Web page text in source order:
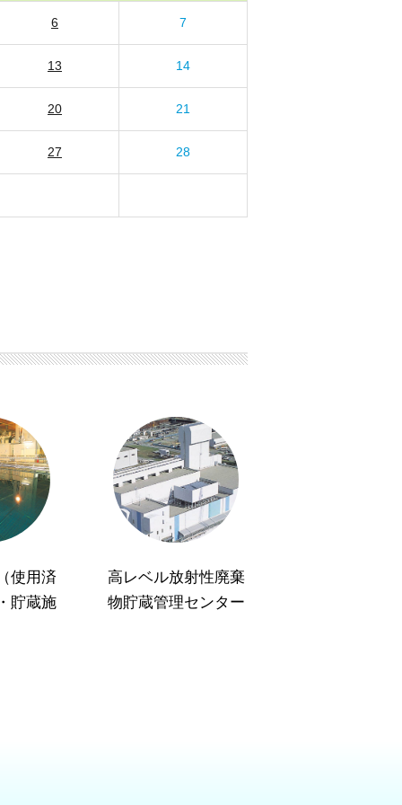
6 7
13 14
20 21
27 28
使用済
貯蔵施
高レベル放射性廃棄
物貯蔵管理センター